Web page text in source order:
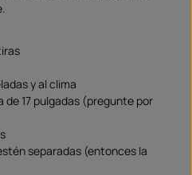
y al clima
17 pulgadas (pregunte por
separadas (entonces la